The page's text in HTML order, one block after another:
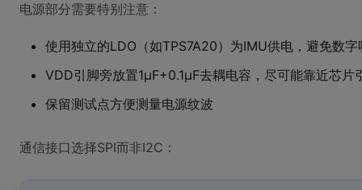
电源部分需要特别注意：
使用独立的LDO（如TPS7A20）为IMU供电，避免数字
VDD引脚旁放置1μF+0.1μF去耦电容，尽可能靠近芯片
保留测试点方便测量电源纹波
通信接口选择SPI而非I2C：